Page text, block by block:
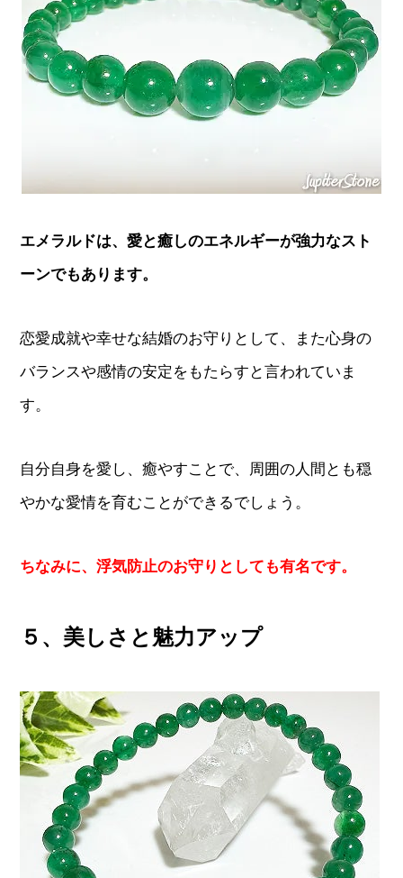
エメラルドは、愛と癒しのエネルギーが強力なスト
ーンでもあります。
恋愛成就や幸せな結婚のお守りとして、また心身の
バランスや感情の安定をもたらすと言われていま
す。
自分自身を愛し、癒やすことで、周囲の人間とも穏
やかな愛情を育むことができるでしょう。
ちなみに、浮気防止のお守りとしても有名です。
５、美しさと魅力アップ